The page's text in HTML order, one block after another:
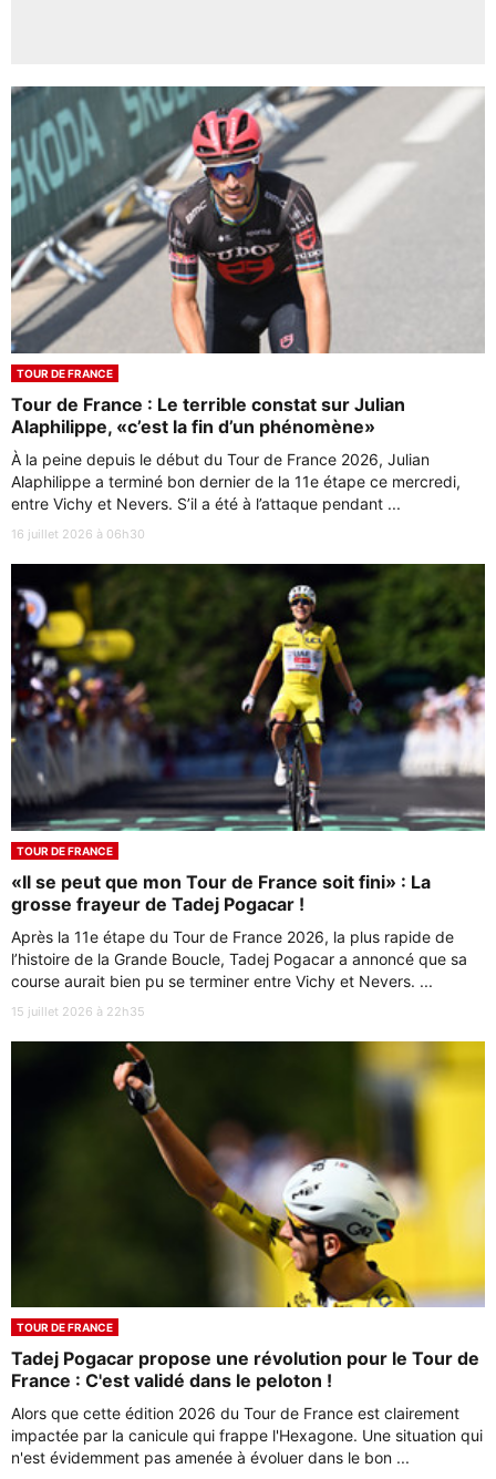
TOUR DE FRANCE
Tour de France : Le terrible constat sur Julian
Alaphilippe, «c’est la fin d’un phénomène»
À la peine depuis le début du Tour de France 2026, Julian
Alaphilippe a terminé bon dernier de la 11e étape ce mercredi,
entre Vichy et Nevers. S’il a été à l’attaque pendant ...
16 juillet 2026 à 06h30
TOUR DE FRANCE
«Il se peut que mon Tour de France soit fini» : La
grosse frayeur de Tadej Pogacar !
Après la 11e étape du Tour de France 2026, la plus rapide de
l’histoire de la Grande Boucle, Tadej Pogacar a annoncé que sa
course aurait bien pu se terminer entre Vichy et Nevers. ...
15 juillet 2026 à 22h35
TOUR DE FRANCE
Tadej Pogacar propose une révolution pour le Tour de
France : C'est validé dans le peloton !
Alors que cette édition 2026 du Tour de France est clairement
impactée par la canicule qui frappe l'Hexagone. Une situation qui
n'est évidemment pas amenée à évoluer dans le bon ...